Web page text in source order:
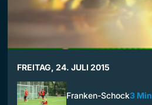
FREITAG, 24. JULI 2015
Franken-Schock3 Min